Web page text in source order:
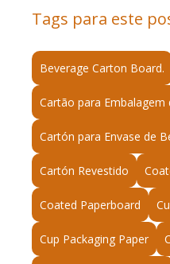
Tags para este
Beverage Carton Board.
Cartão para Embalagem
Cartón para Envase de
Cartón Revestido
Coated Paperboard
Cup Packaging Paper